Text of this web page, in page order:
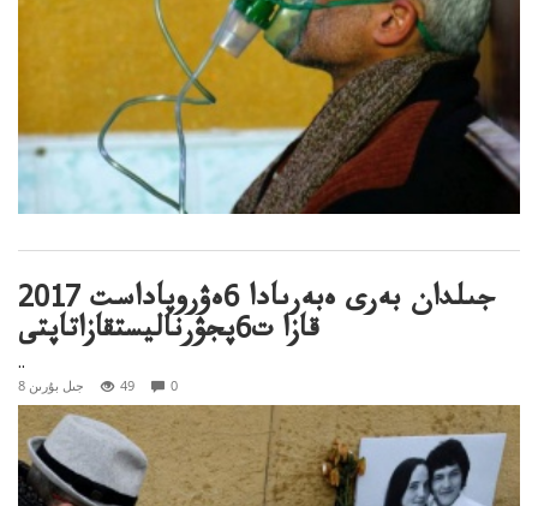
2017 جىلدان بەرى ەبەرىادا 6ەۋروپاداست
قازا ت6پجۋرناليستقازاتاپتى
..
8 جىل بۇرىن 49 0